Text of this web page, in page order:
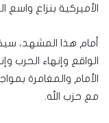
الأميركية بنزاع واسع
أمام هذا المشهد،
الواقع وإنهاء الحرب
الأمام والمغامرة
مع حزب الله.